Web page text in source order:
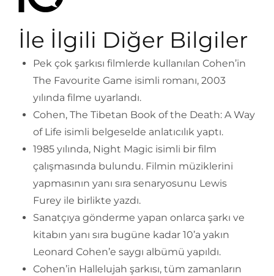
İle İlgili Diğer Bilgiler
Pek çok şarkısı filmlerde kullanılan Cohen’in
The Favourite Game isimli romanı, 2003
yılında filme uyarlandı.
Cohen, The Tibetan Book of the Death: A Way
of Life isimli belgeselde anlatıcılık yaptı.
1985 yılında, Night Magic isimli bir film
çalışmasında bulundu. Filmin müziklerini
yapmasının yanı sıra senaryosunu Lewis
Furey ile birlikte yazdı.
Sanatçıya gönderme yapan onlarca şarkı ve
kitabın yanı sıra bugüne kadar 10’a yakın
Leonard Cohen’e saygı albümü yapıldı.
Cohen’in Hallelujah şarkısı, tüm zamanların